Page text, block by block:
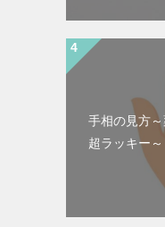
手相の見方
超ラッキー～